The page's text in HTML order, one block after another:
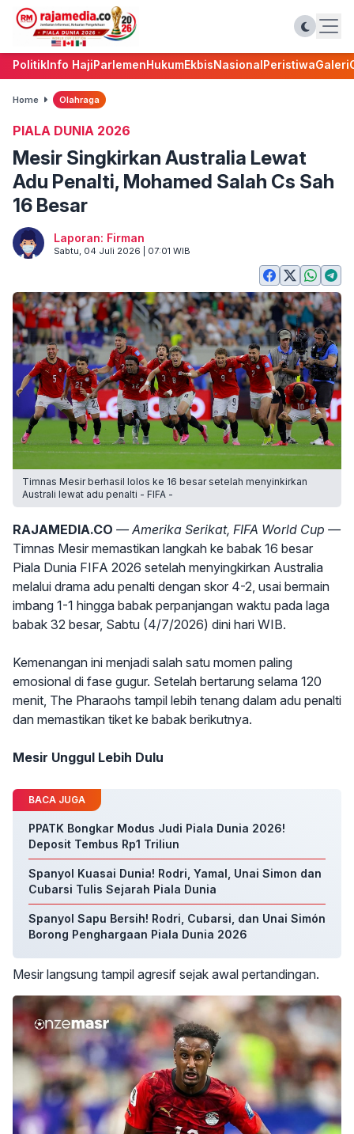
PolitikInfo HajiParlemenHukumEkbisNasionalPeristiwaGaleri
Home Olahraga
PIALA DUNIA 2026
Mesir Singkirkan Australia Lewat
Adu Penalti, Mohamed Salah Cs Sah
16 Besar
Laporan: Firman
Sabtu, 04 Juli 2026 | 07:01 WIB
Timnas Mesir berhasil lolos ke 16 besar setelah menyinkirkan
Australi lewat adu penalti - FIFA -
RAJAMEDIA.CO — Amerika Serikat, FIFA World Cup —
Timnas Mesir memastikan langkah ke babak 16 besar
Piala Dunia FIFA 2026 setelah menyingkirkan Australia
melalui drama adu penalti dengan skor 4-2, usai bermain
imbang 1-1 hingga babak perpanjangan waktu pada laga
babak 32 besar, Sabtu (4/7/2026) dini hari WIB.
Kemenangan ini menjadi salah satu momen paling
emosional di fase gugur. Setelah bertarung selama 120
menit, The Pharaohs tampil lebih tenang dalam adu penalti
dan memastikan tiket ke babak berikutnya.
Mesir Unggul Lebih Dulu
BACA JUGA
PPATK Bongkar Modus Judi Piala Dunia 2026!
Deposit Tembus Rp1 Triliun
Spanyol Kuasai Dunia! Rodri, Yamal, Unai Simon dan
Cubarsi Tulis Sejarah Piala Dunia
Spanyol Sapu Bersih! Rodri, Cubarsi, dan Unai Simón
Borong Penghargaan Piala Dunia 2026
Mesir langsung tampil agresif sejak awal pertandingan.